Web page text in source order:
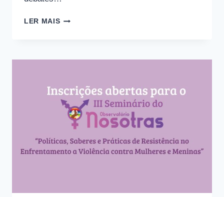
LER MAISCONHEÇA
DEBATES
SEMINÁRIO
DO
OBSERVATÓRIO
NOSOTRAS